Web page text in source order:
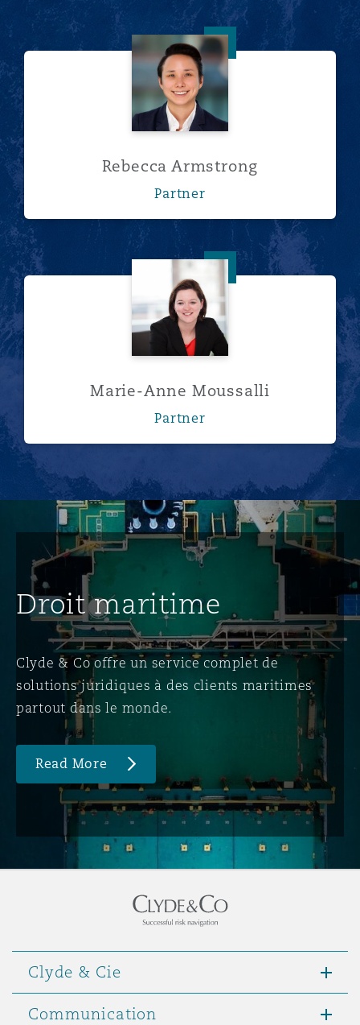
Rebecca Armstrong
Rebecca Armstrong
Partner
Marie-Anne Moussalli
Marie-Anne Moussalli
Partner
Droit maritime
Clyde & Co offre un service complet de
solutions juridiques à des clients maritimes
partout dans le monde.
Read More
Clyde & Cie
Communication